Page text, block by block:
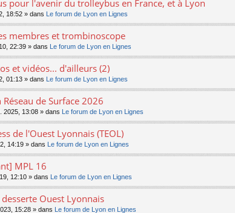
pour l'avenir du trolleybus en France, et à Lyon
18:52 » dans Le forum de Lyon en Lignes
membres et trombinoscope
22:39 » dans Le forum de Lyon en Lignes
et vidéos... d'ailleurs (2)
01:13 » dans Le forum de Lyon en Lignes
de Surface 2026
2025, 13:08 » dans Le forum de Lyon en Lignes
de l'Ouest Lyonnais (TEOL)
14:19 » dans Le forum de Lyon en Lignes
MPL 16
12:10 » dans Le forum de Lyon en Lignes
Ouest Lyonnais
15:28 » dans Le forum de Lyon en Lignes